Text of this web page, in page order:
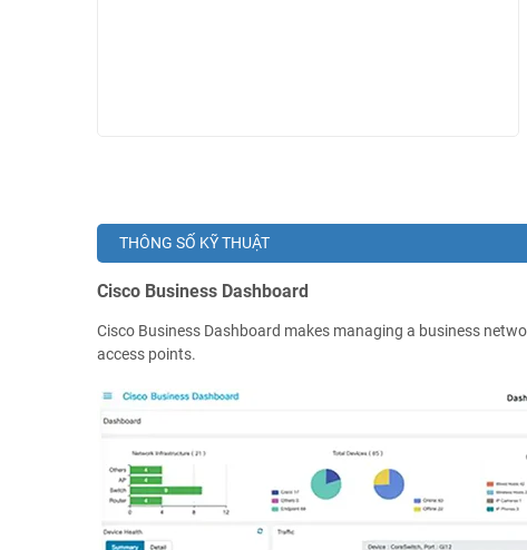
THÔNG SỐ KỸ THUẬT
Cisco Business Dashboard
Cisco Business Dashboard makes managing a business
access points.